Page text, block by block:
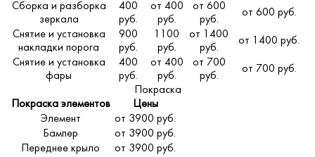
Сборка и разборка
зеркала
400
руб.
от 400
руб.
от 600
руб.
от 600 руб.
Снятие и установка
накладки порога
900
руб.
1100
руб.
от 1400
руб.
от 1400 руб.
Снятие и установка
фары
400
руб.
от 400
руб.
от 700
руб.
от 700 руб.
Покраска
Покраска элементов
Цены
Элемент
от 3900 руб.
Бампер
от 3900 руб.
Переднее крыло
от 3900 руб.